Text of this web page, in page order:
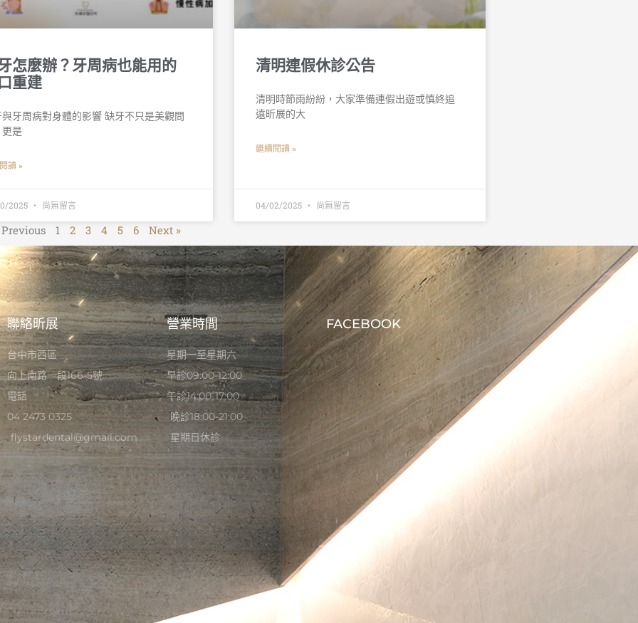
怎麼辦？牙周病也能用的
重建
牙周病對身體的影響 缺牙不只是美觀問
是
讀 »
2025 尚無留言
清明連假休診公告
清明時節雨紛紛，大家準備連假出遊或慎終追
遠昕展的大
繼續閱讀 »
04/02/2025 尚無留言
Previous 1 2 3 4 5 6 Next »
聯絡昕展
台中市西區
向上南路一段166-5號
電話
04 2473 0325
flystardental@gmail.com
營業時間
星期一至星期六
早診09:00-12:00
午診14:00-17:00
晚診18:00-21:00
星期日休診
FACEBOOK